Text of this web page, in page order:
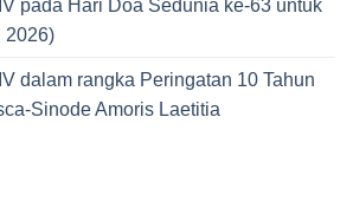
pada Hari Doa Sedunia ke-63 untuk
2026)
dalam rangka Peringatan 10 Tahun
Sinode Amoris Laetitia